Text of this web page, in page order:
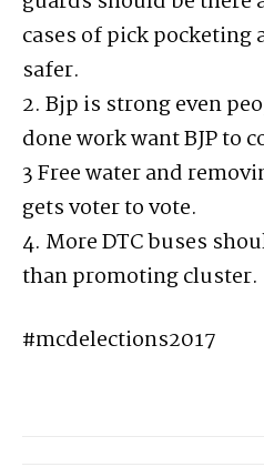
cases of pick pocketing
safer.
2. Bjp is strong even
done work want BJP to
3 Free water and
gets voter to vote.
4. More DTC buses
than promoting cluster.
#mcdelections2017